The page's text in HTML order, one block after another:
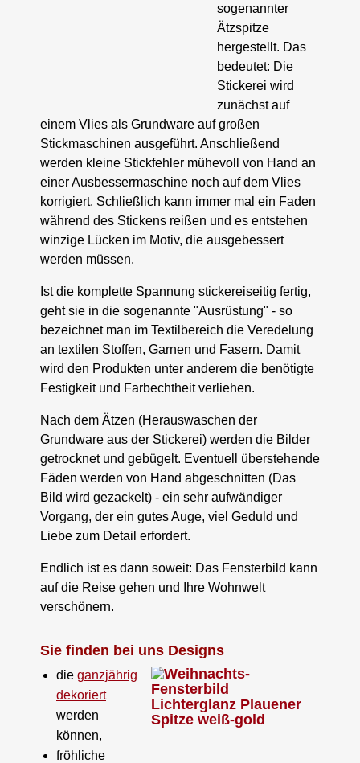
sogenannter
Ätzspitze
hergestellt. Das
bedeutet: Die
Stickerei wird
zunächst auf
einem Vlies als Grundware auf großen
Stickmaschinen ausgeführt. Anschließend
werden kleine Stickfehler mühevoll von Hand an
einer Ausbessermaschine noch auf dem Vlies
korrigiert. Schließlich kann immer mal ein Faden
während des Stickens reißen und es entstehen
winzige Lücken im Motiv, die ausgebessert
werden müssen.
Ist die komplette Spannung stickereiseitig fertig,
geht sie in die sogenannte "Ausrüstung" - so
bezeichnet man im Textilbereich die Veredelung
an textilen Stoffen, Garnen und Fasern. Damit
wird den Produkten unter anderem die benötigte
Festigkeit und Farbechtheit verliehen.
Nach dem Ätzen (Herauswaschen der
Grundware aus der Stickerei) werden die Bilder
getrocknet und gebügelt. Eventuell überstehende
Fäden werden von Hand abgeschnitten (Das
Bild wird gezackelt) - ein sehr aufwändiger
Vorgang, der ein gutes Auge, viel Geduld und
Liebe zum Detail erfordert.
Endlich ist es dann soweit: Das Fensterbild kann
auf die Reise gehen und Ihre Wohnwelt
verschönern.
Sie finden bei uns Designs
die ganzjährig
dekoriert
werden
können,
fröhliche